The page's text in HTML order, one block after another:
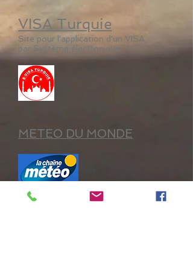
VISA Turquie​
Site pour l'application d'un VISA
par Système électronique.
METEO DU MONDE